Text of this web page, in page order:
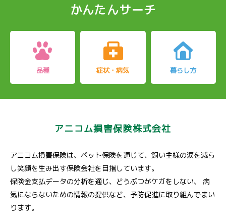
かんたんサーチ
品種 症状・病気 暮らし方
アニコム損害保険株式会社
アニコム損害保険は、ペット保険を通じて、飼い主様の涙を減ら
し笑顔を生み出す保険会社を目指しています。
保険金支払データの分析を通じ、どうぶつがケガをしない、 病
気にならないための情報の提供など、予防促進に取り組んでまい
ります。